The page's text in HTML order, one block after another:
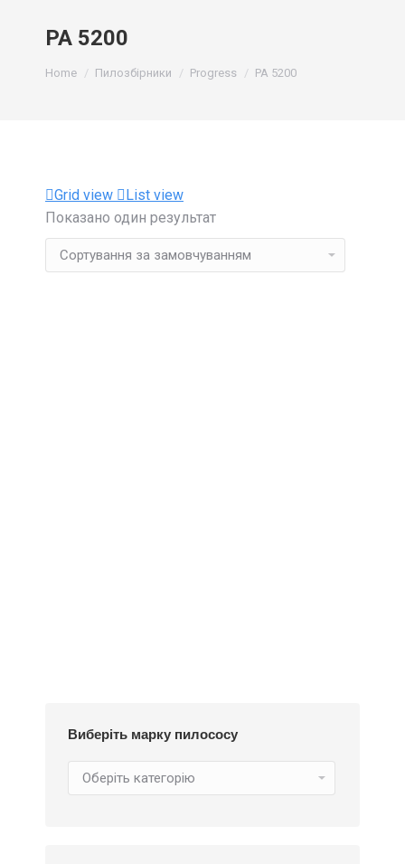
PA 5200
Home Пилозбірники Progress PA 5200
Grid view
List view
Показано один результат
Виберіть марку пилососу